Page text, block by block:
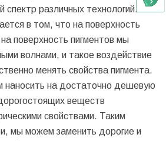
спектр различных технологий.
в том, что на поверхность
поверхность пигментов мы
волнами, и такое воздействие
менять свойства пигмента.
наносить на достаточно дешевую
веществ
свойствами. Таким
мы можем заменить дорогие и